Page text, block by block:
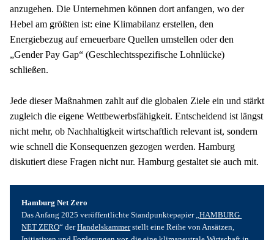
anzugehen. Die Unternehmen können dort anfangen, wo der
Hebel am größten ist: eine Klimabilanz erstellen, den
Energiebezug auf erneuerbare Quellen umstellen oder den
„Gender Pay Gap“ (Geschlechtsspezifische Lohnlücke)
schließen.
Jede dieser Maßnahmen zahlt auf die globalen Ziele ein und stärkt
zugleich die eigene Wettbewerbsfähigkeit. Entscheidend ist längst
nicht mehr, ob Nachhaltigkeit wirtschaftlich relevant ist, sondern
wie schnell die Konsequenzen gezogen werden. Hamburg
diskutiert diese Fragen nicht nur. Hamburg gestaltet sie auch mit.
Hamburg Net Zero
Das Anfang 2025 veröffentlichte Standpunktepapier „HAMBURG
NET ZERO“ der Handelskammer stellt eine Reihe von Ansätzen,